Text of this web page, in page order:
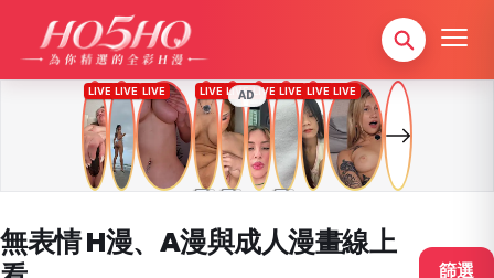
AD
無表情 H漫、A漫與成人漫畫線上
篩選